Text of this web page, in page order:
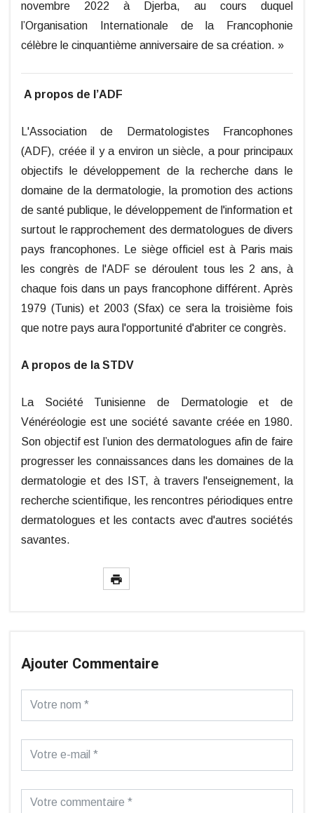
novembre 2022 à Djerba, au cours duquel
l’Organisation Internationale de la Francophonie
célèbre le cinquantième anniversaire de sa création. »
A propos de l’ADF
L'Association de Dermatologistes Francophones
(ADF), créée il y a environ un siècle, a pour principaux
objectifs le développement de la recherche dans le
domaine de la dermatologie, la promotion des actions
de santé publique, le développement de l'information et
surtout le rapprochement des dermatologues de divers
pays francophones. Le siège officiel est à Paris mais
les congrès de l'ADF se déroulent tous les 2 ans, à
chaque fois dans un pays francophone différent. Après
1979 (Tunis) et 2003 (Sfax) ce sera la troisième fois
que notre pays aura l'opportunité d'abriter ce congrès.
A propos de la STDV
La Société Tunisienne de Dermatologie et de
Vénéréologie est une société savante créée en 1980.
Son objectif est l’union des dermatologues afin de faire
progresser les connaissances dans les domaines de la
dermatologie et des IST, à travers l'enseignement, la
recherche scientifique, les rencontres périodiques entre
dermatologues et les contacts avec d'autres sociétés
savantes.
Ajouter Commentaire